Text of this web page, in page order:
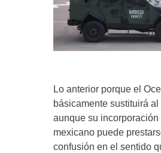
Lo anterior porque el
básicamente sustituirá al
aunque su
mexicano puede
confusión en el sentido